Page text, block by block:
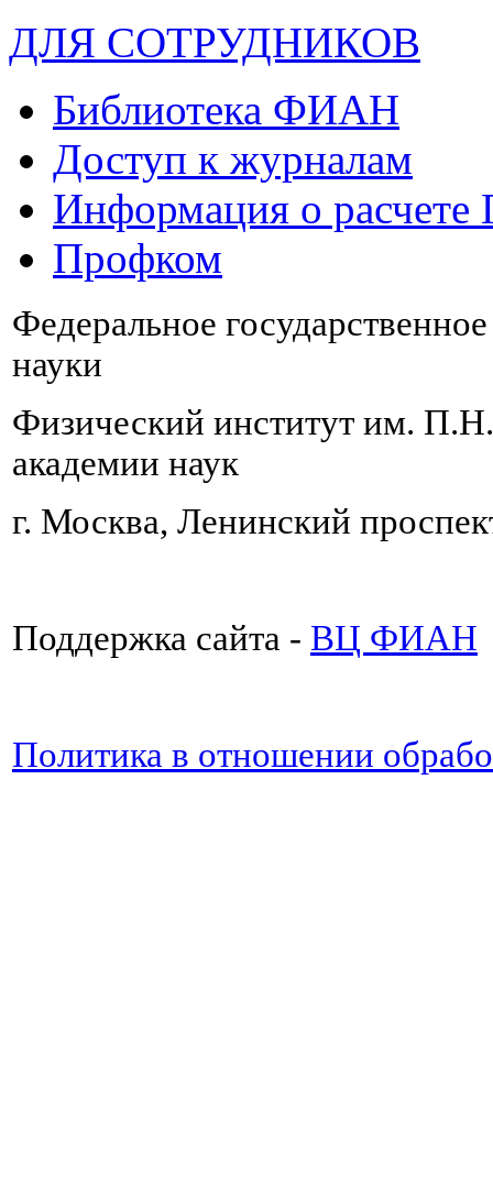
ДЛЯ СОТРУДНИКОВ
Библиотека ФИАН
Доступ к журналам
Информация о
Профком
Федеральное
науки
Физический институт им.
академии наук
г. Москва, Ленинский
Поддержка сайта - ВЦ ФИАН
Политика в отношении